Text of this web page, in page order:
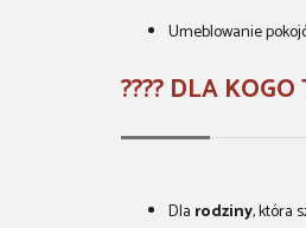
Umeblowanie
???? DLA
Dla rodziny, która